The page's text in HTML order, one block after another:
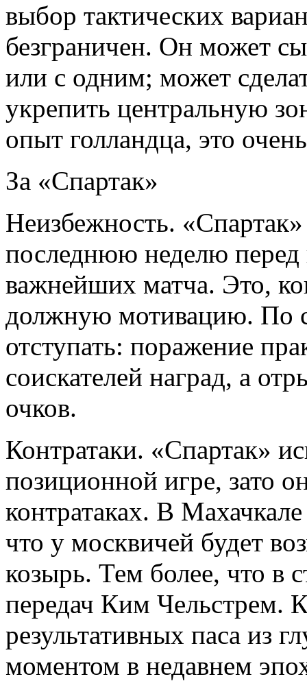
выбор тактических
безграничен. Он может
или с одним; может
укрепить центральную
опыт голландца, это
За «Спартак»
Неизбежность.
последнюю неделю перед
важнейших матча. Это,
должную мотивацию. По
отступать: поражение
соискателей наград, а
очков.
Контратаки. «Спартак»
позиционной игре, зато
контратаках. В Махачкале
что у москвичей будет
козырь. Тем более, что в
передач Ким Чельстрем.
результативных паса из
моментом в недавнем